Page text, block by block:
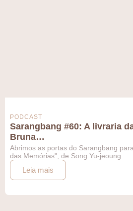
PODCAST
Sarangbang #60: A livraria
Bruna…
Abrimos as portas do Sarangbang
das Memórias", de Song Yu-jeoung
Leia mais